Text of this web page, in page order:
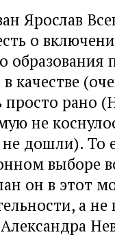
Ярослав
о
образования
качестве
просто рано
не
дошли). То
выборе
он в этот
а не